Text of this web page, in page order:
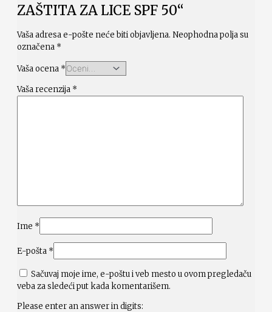
ZAŠTITA ZA LICE SPF 50“
Vaša adresa e-pošte neće biti objavljena. Neophodna polja su
označena *
Vaša ocena *
Vaša recenzija *
Ime *
E-pošta *
Sačuvaj moje ime, e-poštu i veb mesto u ovom pregledaču
veba za sledeći put kada komentarišem.
Please enter an answer in digits: